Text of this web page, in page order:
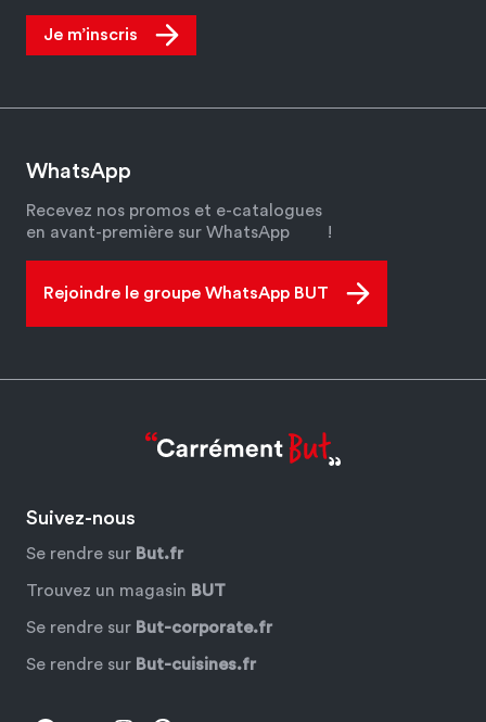
Je m’inscris
WhatsApp
Recevez nos promos et e-catalogues
en avant-première sur WhatsApp
!
Rejoindre le groupe WhatsApp BUT
Suivez-nous
Se rendre sur But.fr
Trouvez un magasin BUT
Se rendre sur But-corporate.fr
Se rendre sur But-cuisines.fr